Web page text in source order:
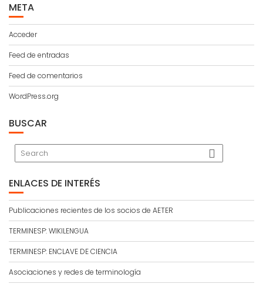
META
Acceder
Feed de entradas
Feed de comentarios
WordPress.org
BUSCAR
ENLACES DE INTERÉS
Publicaciones recientes de los socios de AETER
TERMINESP: WIKILENGUA
TERMINESP: ENCLAVE DE CIENCIA
Asociaciones y redes de terminología